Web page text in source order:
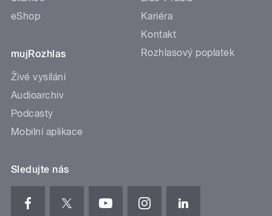
eShop
mujRozhlas
Živé vysílání
Audioarchiv
Podcasty
Mobilní aplikace
Kariéra
Kontakt
Rozhlasový poplatek
Sledujte nás